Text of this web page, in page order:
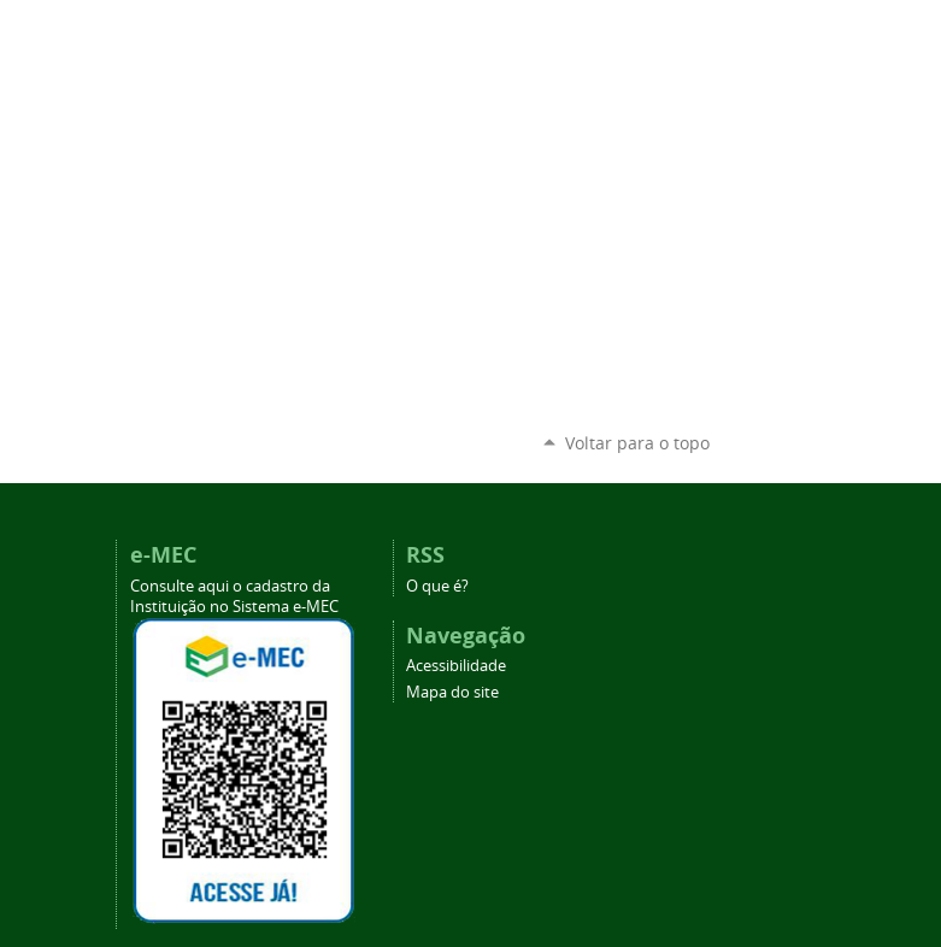
Voltar para o topo
e-MEC
Consulte aqui o cadastro da
Instituição no Sistema e-MEC
RSS
O que é?
Navegação
Acessibilidade
Mapa do site